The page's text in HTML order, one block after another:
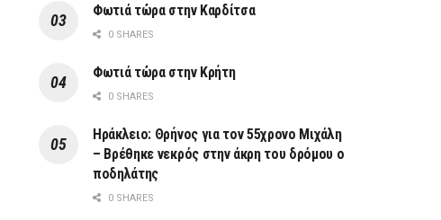
Φωτιά τώρα στην Καρδίτσα
0 SHARES
Φωτιά τώρα στην Κρήτη
0 SHARES
Ηράκλειο: Θρήνος για τον 55χρονο Μιχάλη
– Βρέθηκε νεκρός στην άκρη του δρόμου ο
ποδηλάτης
0 SHARES